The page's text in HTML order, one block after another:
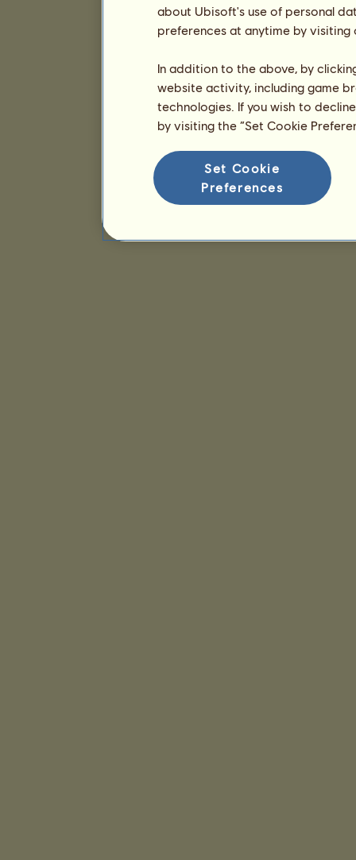
about Ubisoft's use of personal
preferences at anytime by
In addition to the above, by
website activity, including game
technologies. If you wish to
by visiting the “Set Cookie
Set Cookie
Preferences